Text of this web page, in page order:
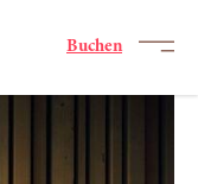
Buchen